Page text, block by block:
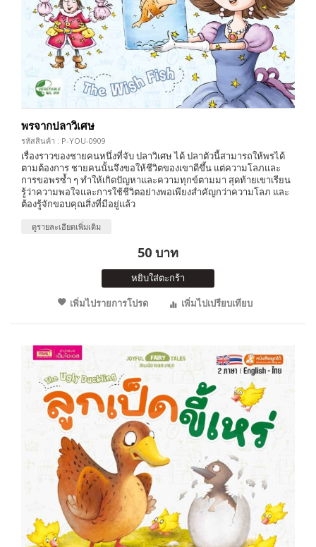
พรจากปลาวิเศษ
รหัสสินค้า : P-YOU-0909
เรื่องราวของชายคนหนึ่งที่จับ ปลาวิเศษ ได้ ปลาตัวนี้สามารถให้พรได้
ตามต้องการ ชายคนนั้นจึงขอให้ชีวิตของเขาดีขึ้น แต่ความโลภและ
การขอพรซ้ำ ๆ ทำให้เกิดปัญหาและความทุกข์ตามมา สุดท้ายเขาเรียน
รู้ว่าความพอใจและการใช้ชีวิตอย่างพอเพียงสำคัญกว่าความโลภ และ
ต้องรู้จักขอบคุณสิ่งที่มีอยู่แล้ว
ดูรายละเอียดเพิ่มเติม
50 บาท
หยิบใส่ตะกร้า
เพิ่มไปรายการโปรด
เพิ่มไปเปรียบเทียบ